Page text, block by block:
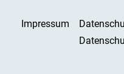
Impressum